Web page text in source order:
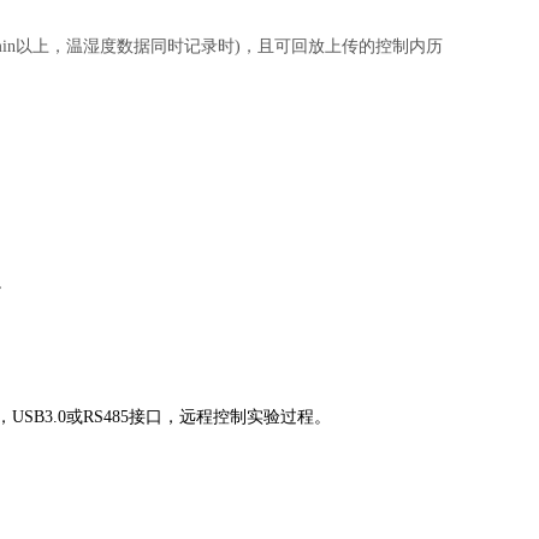
以上，温湿度数据同时记录时)，且可回放上传的控制内历
或RS485接口，远程控制实验过程。